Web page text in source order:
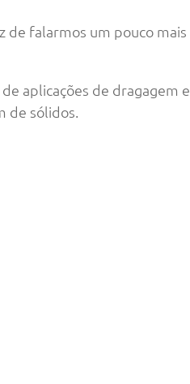
de falarmos um pouco mais
aplicações de dragagem e
de sólidos.